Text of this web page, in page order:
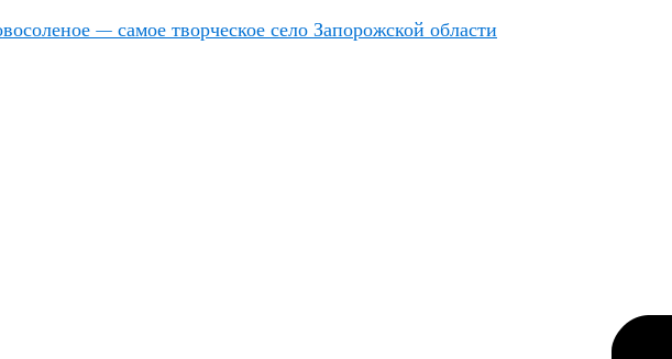
— самое творческое село Запорожской области